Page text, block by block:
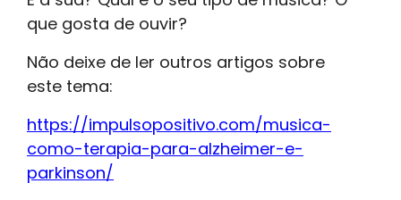
que gosta de ouvir?
Não deixe de ler outros artigos sobre
este tema:
https://impulsopositivo.com/musica-
como-terapia-para-alzheimer-e-
parkinson/